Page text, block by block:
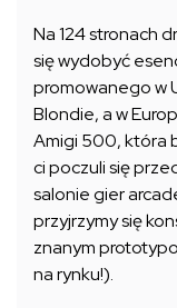
Na 124 stronach
się wydobyć
promowanego w
Blondie, a w
Amigi 500, która
ci poczuli się
salonie gier
przyjrzymy się
znanym
na rynku!).